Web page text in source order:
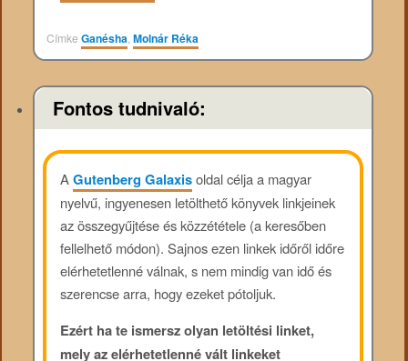
CímkeGanésha ,Molnár Réka
Fontos tudnivaló:
AGutenberg Galaxisoldal célja a magyar
nyelvű, ingyenesen letölthető könyvek linkjeinek
az összegyűjtése és közzététele (a keresőben
fellelhető módon). Sajnos ezen linkek időről időre
elérhetetlenné válnak, s nem mindig van idő és
szerencse arra, hogy ezeket pótoljuk.
Ezért ha te ismersz olyan letöltési linket,
mely az elérhetetlenné vált linkeket